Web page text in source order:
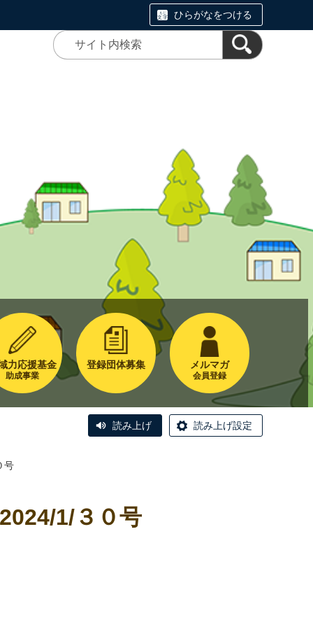
ひらがなをつける
力応援基金
助成事業
登録団体募集 メルマガ
会員登録
読み上げ 読み上げ設定
号
1/３０号